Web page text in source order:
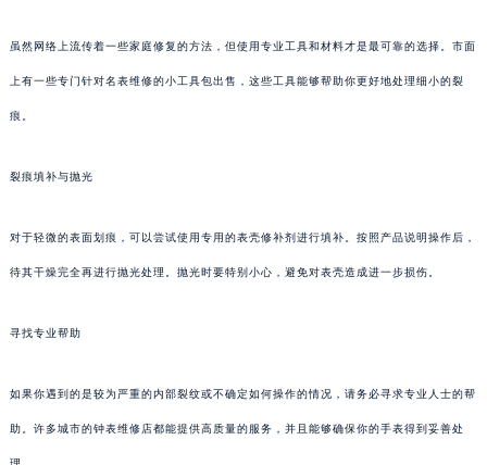
虽然网络上流传着一些家庭修复的方法，但使用专业工具和材料才是最可靠的选择。市面
上有一些专门针对名表维修的小工具包出售，这些工具能够帮助你更好地处理细小的裂
痕。
裂痕填补与抛光
对于轻微的表面划痕，可以尝试使用专用的表壳修补剂进行填补。按照产品说明操作后，
待其干燥完全再进行抛光处理。抛光时要特别小心，避免对表壳造成进一步损伤。
寻找专业帮助
如果你遇到的是较为严重的内部裂纹或不确定如何操作的情况，请务必寻求专业人士的帮
助。许多城市的钟表维修店都能提供高质量的服务，并且能够确保你的手表得到妥善处